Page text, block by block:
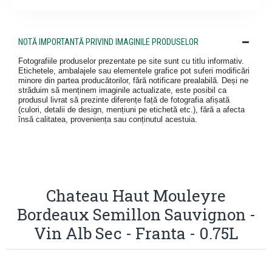
NOTĂ IMPORTANTĂ PRIVIND IMAGINILE PRODUSELOR
Fotografiile produselor prezentate pe site sunt cu titlu informativ.
Etichetele, ambalajele sau elementele grafice pot suferi modificări
minore din partea producătorilor, fără notificare prealabilă. Deși ne
străduim să menținem imaginile actualizate, este posibil ca
produsul livrat să prezinte diferențe față de fotografia afișată
(culori, detalii de design, mențiuni pe etichetă etc.), fără a afecta
însă calitatea, proveniența sau conținutul acestuia.
Chateau Haut Mouleyre
Bordeaux Semillon Sauvignon -
Vin Alb Sec - Franta - 0.75L